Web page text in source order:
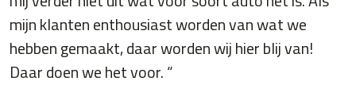
mijn klanten enthousiast worden van wat we
hebben gemaakt, daar worden wij hier blij van!
Daar doen we het voor. “